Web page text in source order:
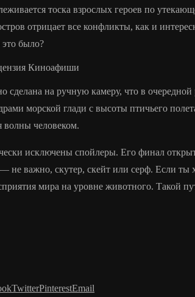
тоска взрослых героев по
отрицает все конфликты, как и
это было?
сделана на ручную камеру, что в
морской глади с высоты птичьего
волны человеком.
исключены спойлеры. Его финал
не важно, скутер, скейт или серф. Если
мира на уровне животного. Такой
TwitterPinterestEmail